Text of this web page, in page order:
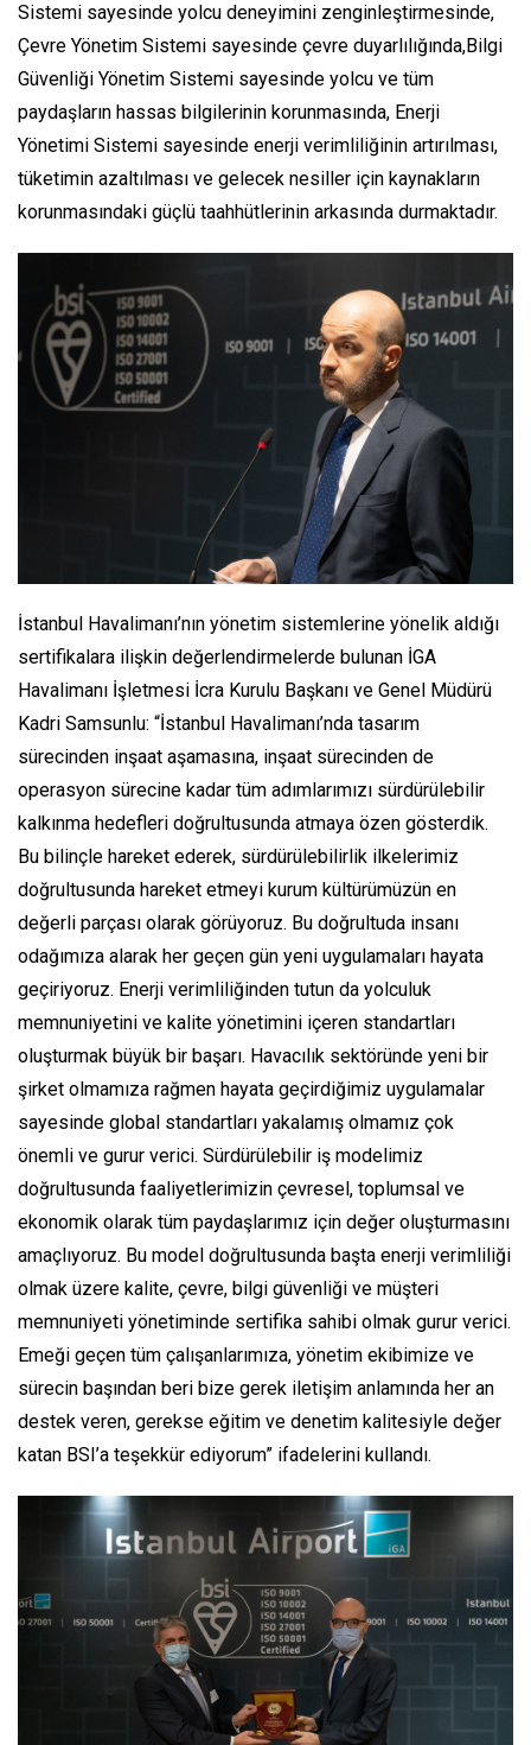
Sistemi sayesinde yolcu deneyimini zenginleştirmesinde,
Çevre Yönetim Sistemi sayesinde çevre duyarlılığında,Bilgi
Güvenliği Yönetim Sistemi sayesinde yolcu ve tüm
paydaşların hassas bilgilerinin korunmasında, Enerji
Yönetimi Sistemi sayesinde enerji verimliliğinin artırılması,
tüketimin azaltılması ve gelecek nesiller için kaynakların
korunmasındaki güçlü taahhütlerinin arkasında durmaktadır.
İstanbul Havalimanı’nın yönetim sistemlerine yönelik aldığı
sertifikalara ilişkin değerlendirmelerde bulunan İGA
Havalimanı İşletmesi İcra Kurulu Başkanı ve Genel Müdürü
Kadri Samsunlu: “İstanbul Havalimanı’nda tasarım
sürecinden inşaat aşamasına, inşaat sürecinden de
operasyon sürecine kadar tüm adımlarımızı sürdürülebilir
kalkınma hedefleri doğrultusunda atmaya özen gösterdik.
Bu bilinçle hareket ederek, sürdürülebilirlik ilkelerimiz
doğrultusunda hareket etmeyi kurum kültürümüzün en
değerli parçası olarak görüyoruz. Bu doğrultuda insanı
odağımıza alarak her geçen gün yeni uygulamaları hayata
geçiriyoruz. Enerji verimliliğinden tutun da yolculuk
memnuniyetini ve kalite yönetimini içeren standartları
oluşturmak büyük bir başarı. Havacılık sektöründe yeni bir
şirket olmamıza rağmen hayata geçirdiğimiz uygulamalar
sayesinde global standartları yakalamış olmamız çok
önemli ve gurur verici. Sürdürülebilir iş modelimiz
doğrultusunda faaliyetlerimizin çevresel, toplumsal ve
ekonomik olarak tüm paydaşlarımız için değer oluşturmasını
amaçlıyoruz. Bu model doğrultusunda başta enerji verimliliği
olmak üzere kalite, çevre, bilgi güvenliği ve müşteri
memnuniyeti yönetiminde sertifika sahibi olmak gurur verici.
Emeği geçen tüm çalışanlarımıza, yönetim ekibimize ve
sürecin başından beri bize gerek iletişim anlamında her an
destek veren, gerekse eğitim ve denetim kalitesiyle değer
katan BSI’a teşekkür ediyorum” ifadelerini kullandı.